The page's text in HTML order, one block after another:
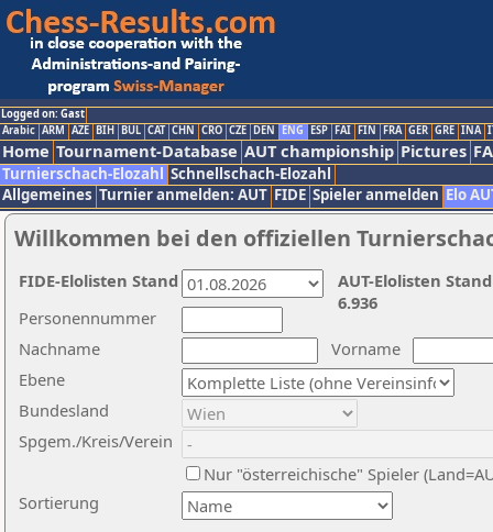
Logged on: Gast
Arabic ARM AZE BIH BUL CAT CHN CRO CZE DEN ENG ESP FAI FIN FRA GER GRE INA
Home Tournament-Database AUT championship Pictures
Turnierschach-Elozahl Schnellschach-Elozahl
Allgemeines Turnier anmelden: AUT FIDE Spieler anmelden Elo
Willkommen bei den offiziellen
Nachname
Vorname
Ebene
Sortierung
Personennummer
Bundesland
Spgem./Kreis/Verein
Nur "österreichische" Spieler
AUT-Elolisten
6.936
FIDE-Elolisten Stand